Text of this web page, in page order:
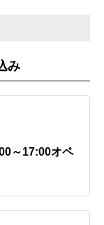
み
～17:00オペ